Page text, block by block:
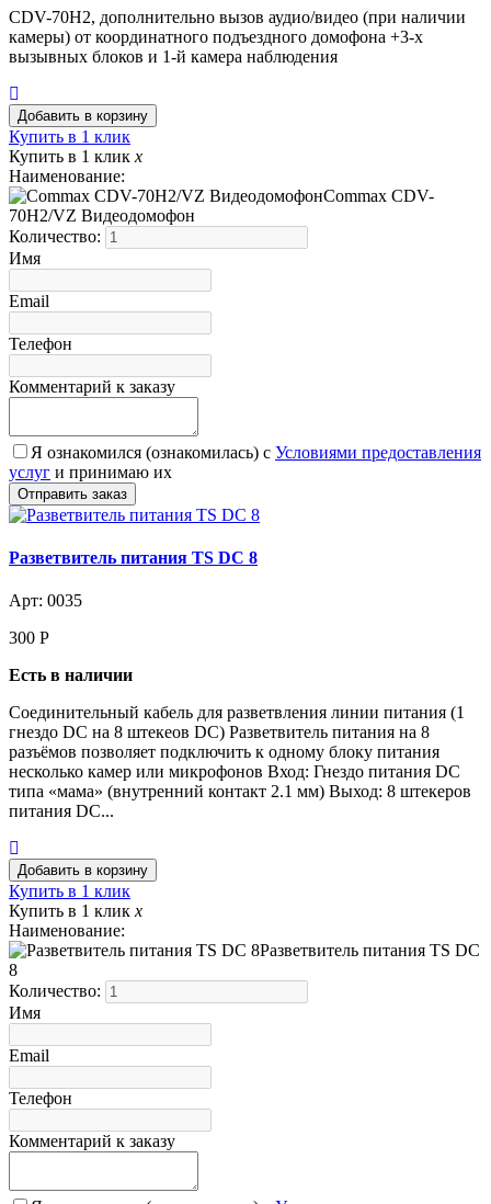
CDV-70H2, дополнительно вызов аудио/видео (при наличии
камеры) от координатного подъездного домофона +3-х
вызывных блоков и 1-й камера наблюдения
Купить в 1 клик
Купить в 1 клик x
Наименование:
Commax CDV-
70H2/VZ Видеодомофон
Количество:
Имя
Email
Телефон
Комментарий к заказу
Я ознакомился (ознакомилась) с Условиями предоставления
услуг и принимаю их
Разветвитель питания TS DC 8
Арт: 0035
300 Р
Есть в наличии
Соединительный кабель для разветвления линии питания (1
гнездо DC на 8 штекеов DC) Разветвитель питания на 8
разъёмов позволяет подключить к одному блоку питания
несколько камер или микрофонов Вход: Гнездо питания DC
типа «мама» (внутренний контакт 2.1 мм) Выход: 8 штекеров
питания DC...
Купить в 1 клик
Купить в 1 клик x
Наименование:
Разветвитель питания TS DC
8
Количество:
Имя
Email
Телефон
Комментарий к заказу